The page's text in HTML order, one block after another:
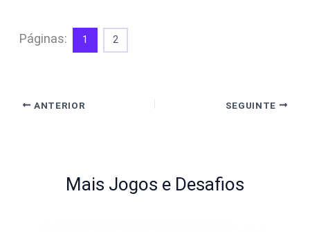
Páginas: 1 2
ANTERIOR SEGUINTE
Mais Jogos e Desafios